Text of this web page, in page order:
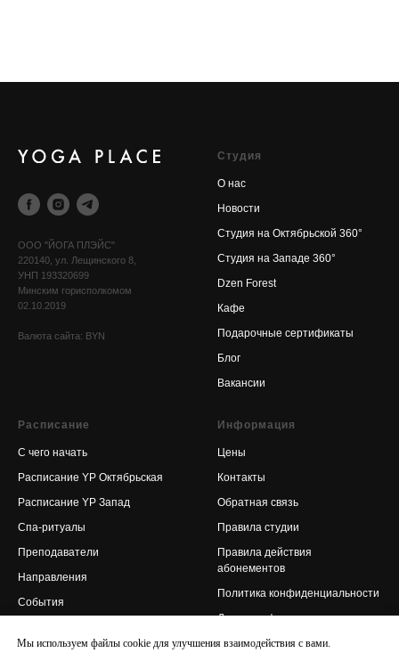
Мы используем файлы сookie для улучшения взаимодействия с вами.
OOO "ЙОГА ПЛЭЙС"
220140, ул. Лещинского 8,
УНП 193320699
Минским горисполкомом
02.10.2019
Валюта сайта: BYN
Cтудия
О нас
Новости
Cтудия на Октябрьской 360°
Cтудия на Западе 360°
Dzen Forest
Кафе
Подарочные сертификаты
Блог
Вакансии
Расписание
С чего начать
Расписание YP Октябрьская
Расписание YP Запад
Спа-ритуалы
Преподаватели
Направления
События
Корпоративная йога
Информация
Цены
Контакты
Обратная связь
Правила студии
Правила действия
абонементов
Политика конфиденциальности
Договор оферты